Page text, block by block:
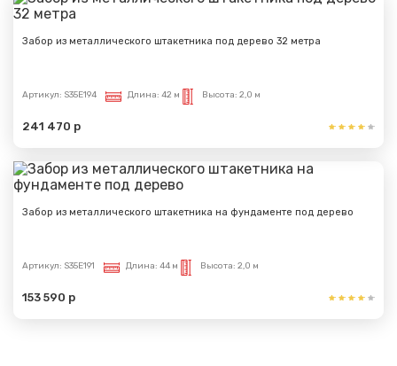
Забор из металлического штакетника под дерево 32 метра
Артикул: S35E194 Длина: 42 м Высота: 2,0 м
241 470 р
Забор из металлического штакетника на фундаменте под дерево
Артикул: S35E191 Длина: 44 м Высота: 2,0 м
153 590 р